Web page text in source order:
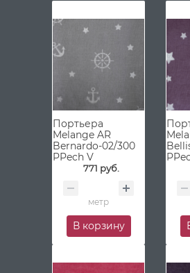
Портьера
Melange AR
Bernardo-02/300
PPech V
771 руб.
метр
В корзину